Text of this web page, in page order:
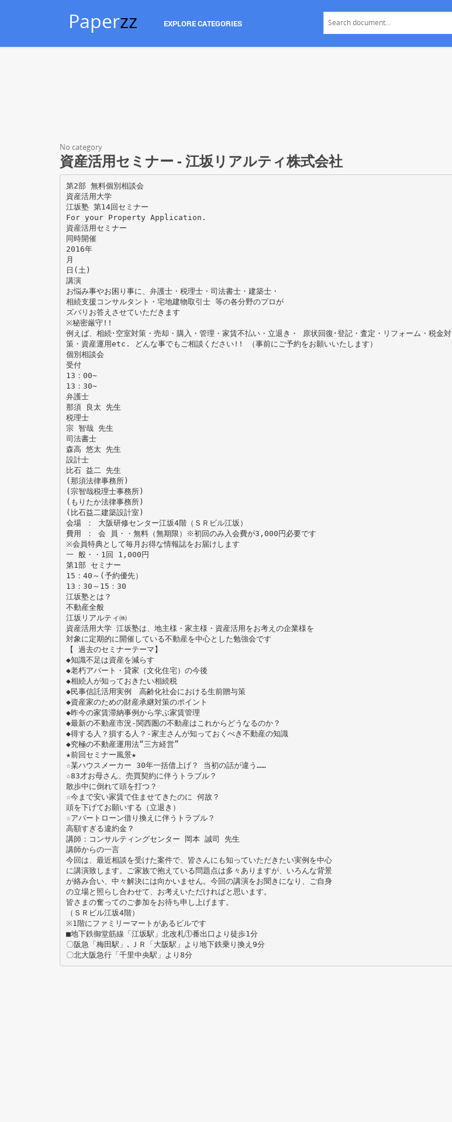
Paperzz EXPLORE CATEGORIES
No category
資産活用セミナー - 江坂リアルティ株式会社
第2部 無料個別相談会
資産活用大学
江坂塾 第14回セミナー
For your Property Application.
資産活用セミナー
同時開催
2016年
月
日(土)
講演
お悩み事やお困り事に、弁護士・税理士・司法書士・建築士・
相続支援コンサルタント・宅地建物取引士 等の各分野のプロが
ズバリお答えさせていただきます
※秘密厳守!!
例えば、相続･空室対策・売却・購入・管理・家賃不払い・立退き・ 原状回復･登記・査定・リフォーム・税金対
策・資産運用etc. どんな事でもご相談ください!! （事前にご予約をお願いいたします）
個別相談会
受付
13：00~
13：30~
弁護士
那須 良太 先生
税理士
宗 智哉 先生
司法書士
森高 悠太 先生
設計士
比石 益二 先生
(那須法律事務所)
(宗智哉税理士事務所)
(もりたか法律事務所)
(比石益二建築設計室)
会場 ： 大阪研修センター江坂4階（ＳＲビル江坂）
費用 ： 会 員・・無料（無期限）※初回のみ入会費が3,000円必要です
※会員特典として毎月お得な情報誌をお届けします
一 般・・1回 1,000円
第1部 セミナー
15：40～(予約優先）
13：30～15：30
江坂塾とは？
不動産全般
江坂リアルティ㈱
資産活用大学 江坂塾は、地主様・家主様・資産活用をお考えの企業様を
対象に定期的に開催している不動産を中心とした勉強会です
【 過去のセミナーテーマ】
◆知識不足は資産を減らす
◆老朽アパート・貸家（文化住宅）の今後
◆相続人が知っておきたい相続税
◆民事信託活用実例 高齢化社会における生前贈与策
◆資産家のための財産承継対策のポイント
◆昨今の家賃滞納事例から学ぶ家賃管理
◆最新の不動産市況-関西圏の不動産はこれからどうなるのか？
◆得する人？損する人？-家主さんが知っておくべき不動産の知識
◆究極の不動産運用法“三方経営”
★前回セミナー風景★
☆某ハウスメーカー 30年一括借上げ？ 当初の話が違う……
☆83才お母さん、売買契約に伴うトラブル？
散歩中に倒れて頭を打つ？
☆今まで安い家賃で住ませてきたのに 何故？
頭を下げてお願いする（立退き）
☆アパートローン借り換えに伴うトラブル？
高額すぎる違約金？
講師：コンサルティングセンター 岡本 誠司 先生
講師からの一言
今回は、最近相談を受けた案件で、皆さんにも知っていただきたい実例を中心
に講演致します。ご家族で抱えている問題点は多々ありますが、いろんな背景
が絡み合い、中々解決には向かいません。今回の講演をお聞きになり、ご自身
の立場と照らし合わせて、お考えいただければと思います。
皆さまの奮ってのご参加をお待ち申し上げます。
（ＳＲビル江坂4階）
※1階にファミリーマートがあるビルです
■地下鉄御堂筋線「江坂駅」北改札①番出口より徒歩1分
〇阪急「梅田駅」､ＪＲ「大阪駅」より地下鉄乗り換え9分